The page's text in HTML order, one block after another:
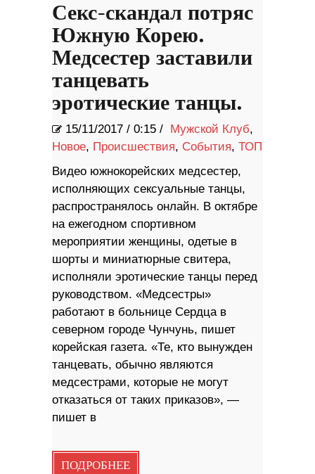
Секс-скандал потряс
Южную Корею.
Медсестер заставили
танцевать
эротические танцы.
15/11/2017 / 0:15 / Мужской Клуб,
Новое, Происшествия, События, ТОП
Видео южнокорейских медсестер,
исполняющих сексуальные танцы,
распространялось онлайн. В октябре
на ежегодном спортивном
мероприятии женщины, одетые в
шорты и миниатюрные свитера,
исполняли эротические танцы перед
руководством. «Медсестры»
работают в больнице Сердца в
северном городе Чунчунь, пишет
корейская газета. «Те, кто вынужден
танцевать, обычно являются
медсестрами, которые не могут
отказаться от таких приказов», —
пишет в
ПОДРОБНЕЕ